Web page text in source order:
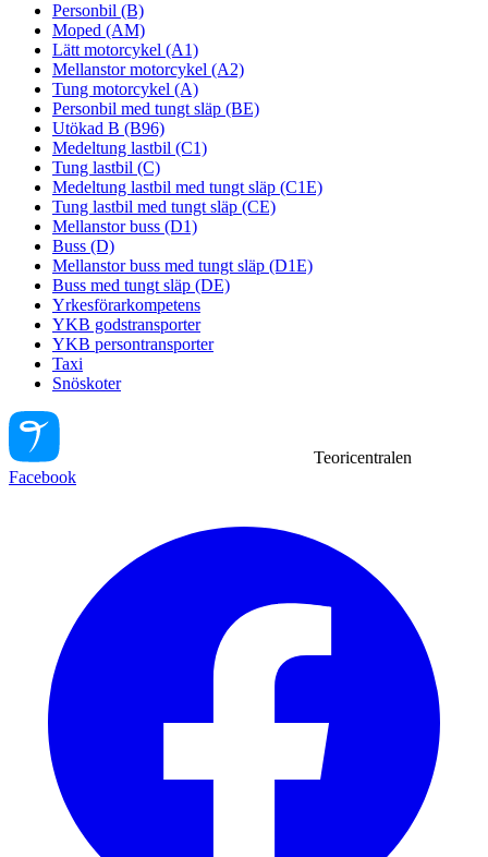
Personbil (B)
Moped (AM)
Lätt motorcykel (A1)
Mellanstor motorcykel (A2)
Tung motorcykel (A)
Personbil med tungt släp (BE)
Utökad B (B96)
Medeltung lastbil (C1)
Tung lastbil (C)
Medeltung lastbil med tungt släp (C1E)
Tung lastbil med tungt släp (CE)
Mellanstor buss (D1)
Buss (D)
Mellanstor buss med tungt släp (D1E)
Buss med tungt släp (DE)
Yrkesförarkompetens
YKB godstransporter
YKB persontransporter
Taxi
Snöskoter
Teoricentralen
Facebook